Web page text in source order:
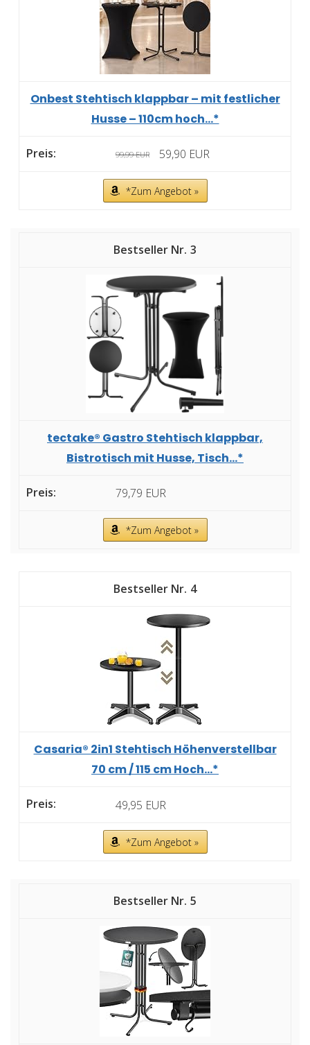
Onbest Stehtisch klappbar – mit festlicher
Husse – 110cm hoch...*
99,99 EUR 59,90 EUR
*Zum Angebot »
3
tectake® Gastro Stehtisch klappbar,
Bistrotisch mit Husse, Tisch...*
79,79 EUR
*Zum Angebot »
4
Casaria® 2in1 Stehtisch Höhenverstellbar
70 cm / 115 cm Hoch...*
49,95 EUR
*Zum Angebot »
5